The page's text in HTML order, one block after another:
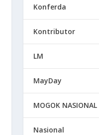
Konferda
Kontributor
LM
MayDay
MOGOK NASIONAL
Nasional